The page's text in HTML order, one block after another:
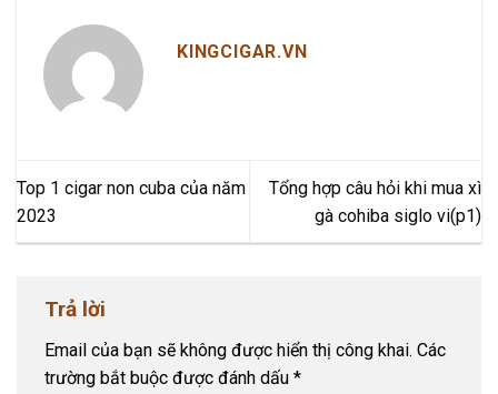
KINGCIGAR.VN
Top 1 cigar non cuba của năm
2023
Tổng hợp câu hỏi khi mua xì
gà cohiba siglo vi(p1)
Trả lời
Email của bạn sẽ không được hiển thị công khai. Các
trường bắt buộc được đánh dấu *